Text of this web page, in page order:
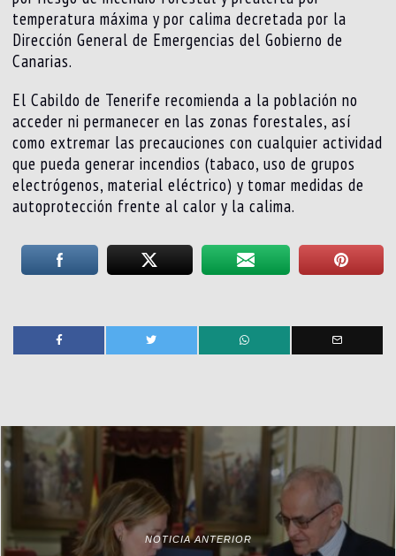
temperatura máxima y por calima decretada por la
Dirección General de Emergencias del Gobierno de
Canarias.
El Cabildo de Tenerife recomienda a la población no
acceder ni permanecer en las zonas forestales, así
como extremar las precauciones con cualquier actividad
que pueda generar incendios (tabaco, uso de grupos
electrógenos, material eléctrico) y tomar medidas de
autoprotección frente al calor y la calima.
NOTICIA ANTERIOR